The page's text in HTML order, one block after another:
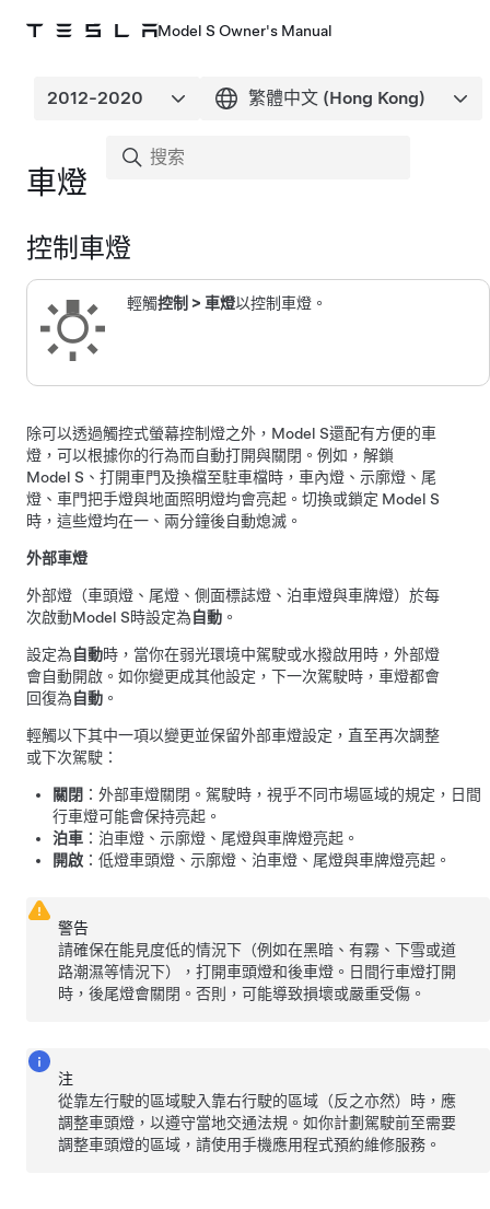
Model S Owner's Manual
車燈
控制車燈
輕觸控制 > 車燈以控制車燈。
除可以透過觸控式螢幕控制燈之外， Model S還配有方便的車
燈，可以根據你的行為而自動打開與關閉。例如，解鎖
Model S 、打開車門及換檔至駐車檔時，車內燈、示廓燈、尾
燈、 車門把手燈與地面照明燈均會亮起。切換或鎖定 Model S
時，這些燈均在一、兩分鐘後自動熄滅。
外部車燈
外部燈（車頭燈、尾燈、側面標誌燈、泊車燈與車牌燈）於每
次啟動Model S時設定為自動 。
設定為自動時，當你在弱光環境中駕駛或水撥啟用時，外部燈
會自動開啟。 如你變更成其他設定，下一次駕駛時，車燈都會
回復為自動 。
輕觸以下其中一項以變更並保留外部車燈設定，直至再次調整
或下次駕駛：
關閉 ：外部車燈關閉。駕駛時，視乎不同市場區域的規定，日間
行車燈可能會保持亮起。
泊車 ：泊車燈、示廓燈、尾燈與車牌燈亮起。
開啟 ：低燈車頭燈、示廓燈、泊車燈、尾燈與車牌燈亮起。
警告
請確保在能見度低的情況下（例如在黑暗、有霧、下雪或道
路潮濕等情況下），打開車頭燈和後車燈。日間行車燈打開
時，後尾燈會關閉。否則，可能導致損壞或嚴重受傷。
注
從靠左行駛的區域駛入靠右行駛的區域（反之亦然）時，應
調整車頭燈，以遵守當地交通法規。如你計劃駕駛前至需要
調整車頭燈的區域，請使用手機應用程式預約維修服務。